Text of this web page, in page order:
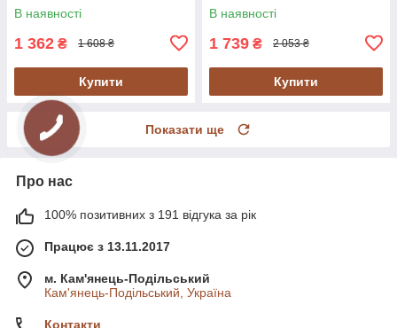
В наявності
1 362 ₴ 1 608 ₴
Купити
В наявності
1 739 ₴ 2 053 ₴
Купити
Показати ще
Про нас
100% позитивних з 191 відгука за рік
Працює з 13.11.2017
м. Кам'янець-Подільський
Кам'янець-Подільський, Україна
Контакти